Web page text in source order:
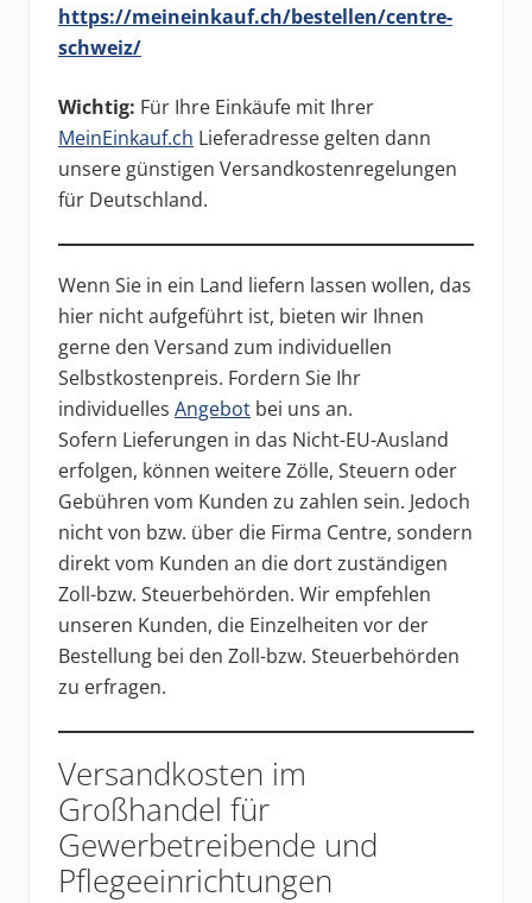
https://meineinkauf.ch/bestellen/centre-
schweiz/
Wichtig: Für Ihre Einkäufe mit Ihrer
MeinEinkauf.ch Lieferadresse gelten dann
unsere günstigen Versandkostenregelungen
für Deutschland.
Wenn Sie in ein Land liefern lassen wollen, das
hier nicht aufgeführt ist, bieten wir Ihnen
gerne den Versand zum individuellen
Selbstkostenpreis. Fordern Sie Ihr
individuelles Angebot bei uns an.
Sofern Lieferungen in das Nicht-EU-Ausland
erfolgen, können weitere Zölle, Steuern oder
Gebühren vom Kunden zu zahlen sein. Jedoch
nicht von bzw. über die Firma Centre, sondern
direkt vom Kunden an die dort zuständigen
Zoll-bzw. Steuerbehörden. Wir empfehlen
unseren Kunden, die Einzelheiten vor der
Bestellung bei den Zoll-bzw. Steuerbehörden
zu erfragen.
Versandkosten im
Großhandel für
Gewerbetreibende und
Pflegeeinrichtungen